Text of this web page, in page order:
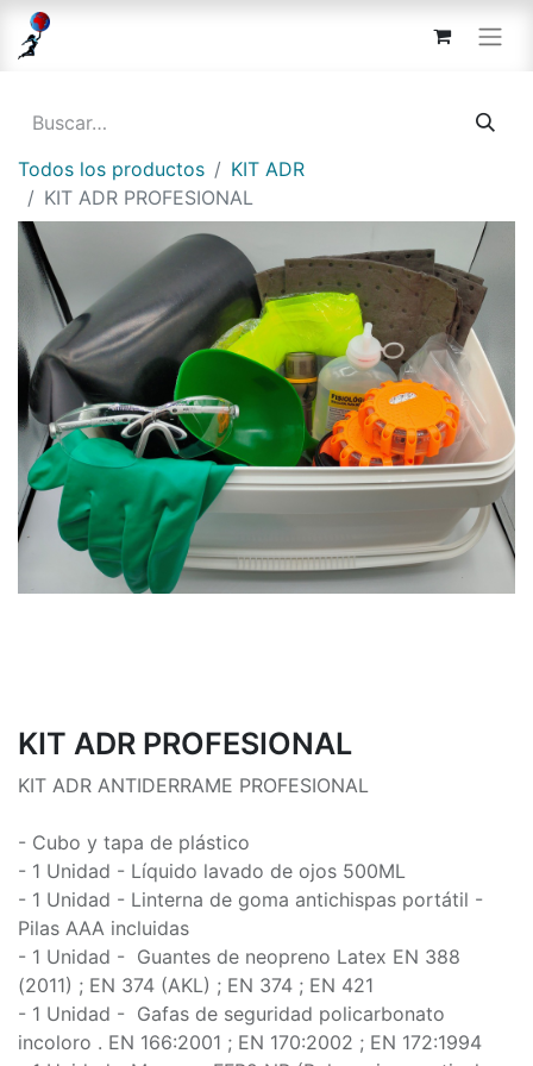
Todos los productos
KIT ADR
KIT ADR PROFESIONAL
KIT ADR PROFESIONAL
KIT ADR ANTIDERRAME PROFESIONAL
- Cubo y tapa de plástico
- 1 Unidad - Líquido lavado de ojos 500ML
- 1 Unidad - Linterna de goma antichispas portátil -
Pilas AAA incluidas
- 1 Unidad - Guantes de neopreno Latex EN 388
(2011) ; EN 374 (AKL) ; EN 374 ; EN 421
- 1 Unidad - Gafas de seguridad policarbonato
incoloro . EN 166:2001 ; EN 170:2002 ; EN 172:1994